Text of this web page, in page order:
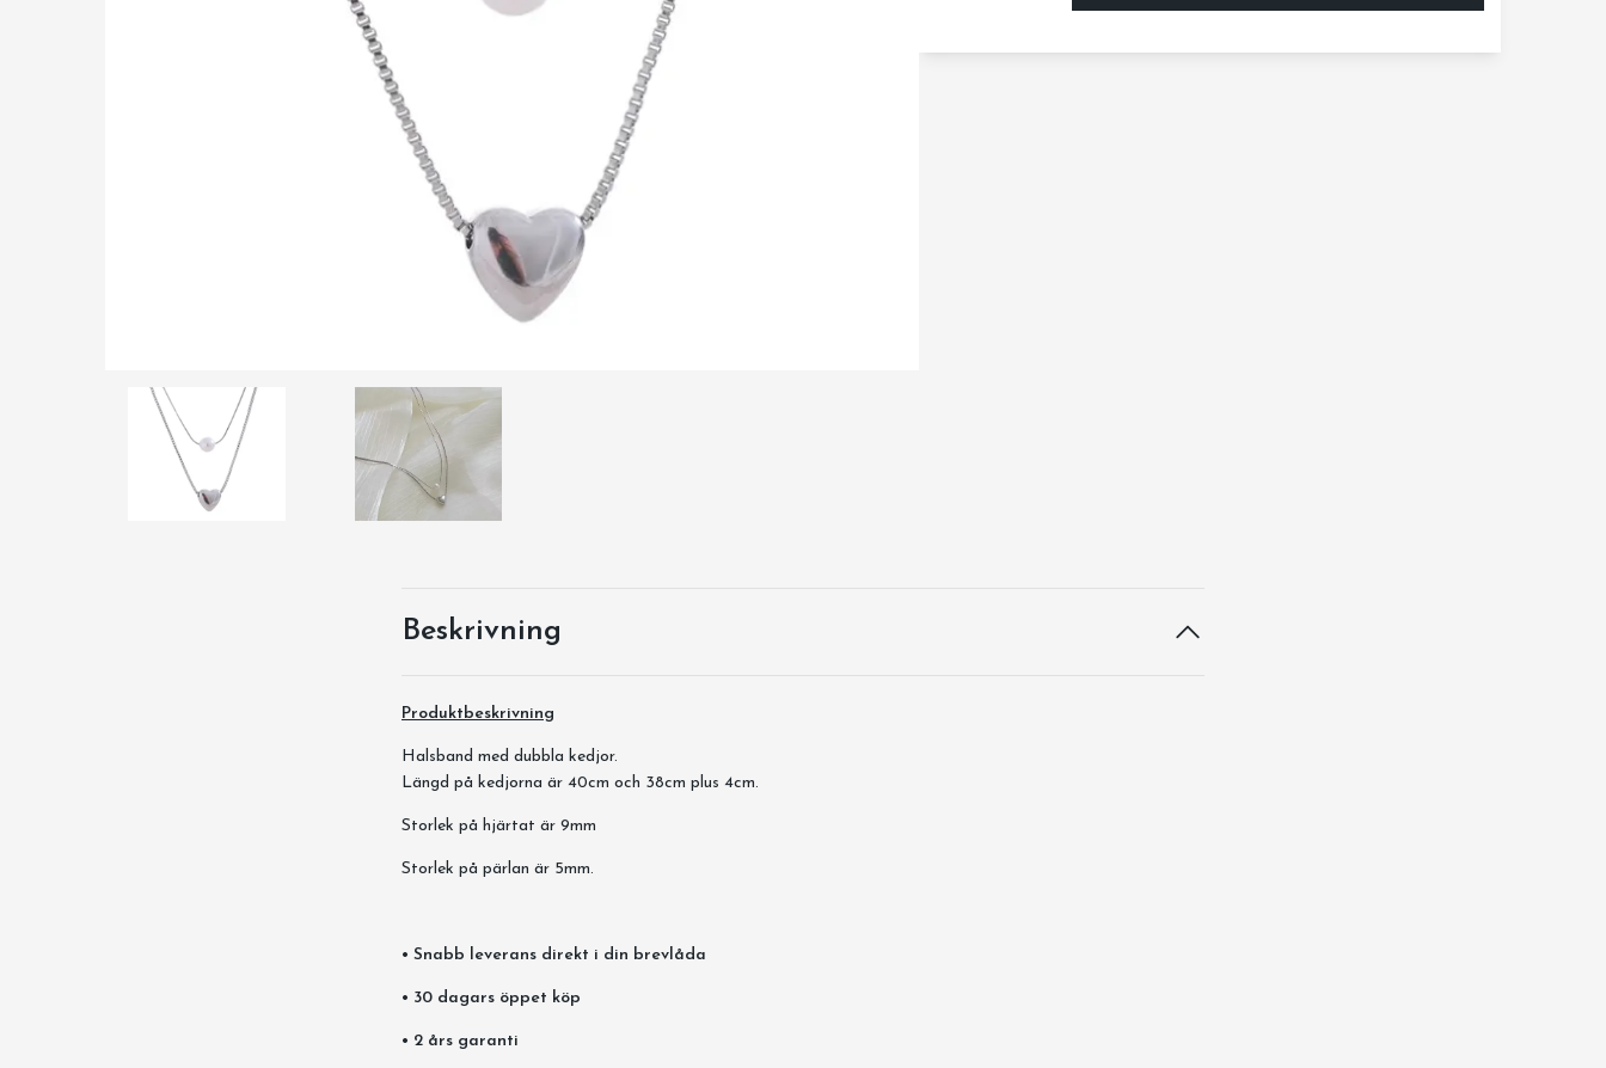
Beskrivning
Produktbeskrivning
Halsband med dubbla kedjor.
Längd på kedjorna är 40cm och 38cm plus 4cm.
Storlek på hjärtat är 9mm
Storlek på pärlan är 5mm.
• Snabb leverans direkt i din brevlåda
• 30 dagars öppet köp
• 2 års garanti